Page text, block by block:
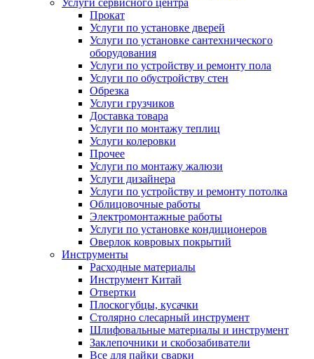
Прокат
Услуги по установке дверей
Услуги по установке сантехнического
оборудования
Услуги по устройству и ремонту пола
Услуги по обустройству стен
Обрезка
Услуги грузчиков
Доставка товара
Услуги по монтажу теплиц
Услуги колеровки
Прочее
Услуги по монтажу жалюзи
Услуги дизайнера
Услуги по устройству и ремонту потолка
Облицовочные работы
Электромонтажные работы
Услуги по установке кондиционеров
Оверлок ковровых покрытий
Инструменты
Расходные материалы
Инструмент Китай
Отвертки
Плоскогубцы, кусачки
Столярно слесарный инструмент
Шлифовальные материалы и инструмент
Заклепочники и скобозабиватели
Все для пайки сварки